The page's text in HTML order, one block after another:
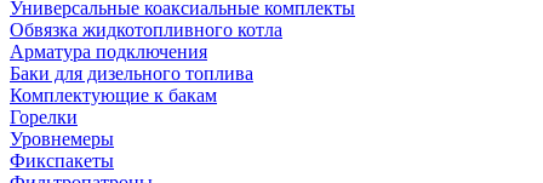
Универсальные коаксиальные комплекты
Обвязка жидкотопливного котла
Арматура подключения
Баки для дизельного топлива
Комплектующие к бакам
Горелки
Уровнемеры
Фикспакеты